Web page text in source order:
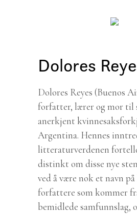
Dolores
Dolores Reyes (Buenos
forfatter, lærer og mor til
anerkjent
Argentina. Hennes
litteraturverdenen
distinkt om disse nye
ved å være nok et navn
forfattere som kommer
bemidlede samfunnslag,